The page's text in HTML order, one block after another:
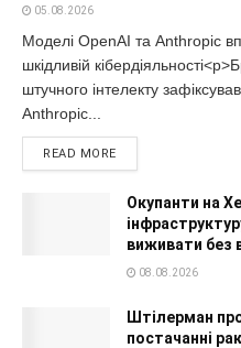
05.08.2026
Моделі OpenAI та Anthropic
шкідливій
штучного інтелекту
Anthropic...
READ MORE
Окупанти на
виживати без
08.08.2026
Штілерман
постачанні